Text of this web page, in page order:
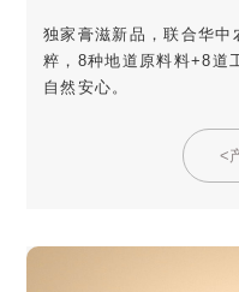
独家膏滋新品，联合华
粹，8种地道原料料+8道
自然安心。
<